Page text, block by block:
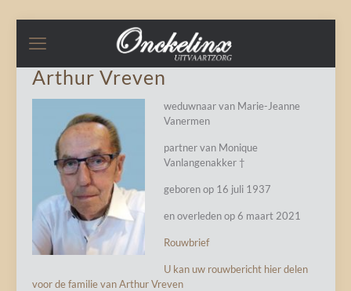
Arthur Vreven
weduwnaar van Marie-Jeanne
Vanermen
partner van Monique
Vanlangenakker †
geboren op 16 juli 1937
en overleden op 6 maart 2021
Rouwbrief
U kan uw rouwbericht hier delen
voor de familie van Arthur Vreven